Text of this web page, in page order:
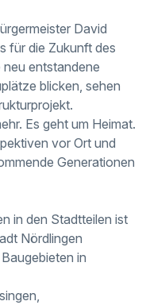
David
für die Zukunft des
neu entstandene
blicken, sehen
Es geht um Heimat.
vor Ort und
Generationen
in den Stadtteilen ist
Nördlingen
in